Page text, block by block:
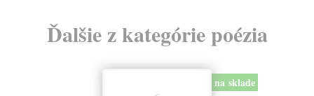
Ďalšie z kategórie poézia
na sklade